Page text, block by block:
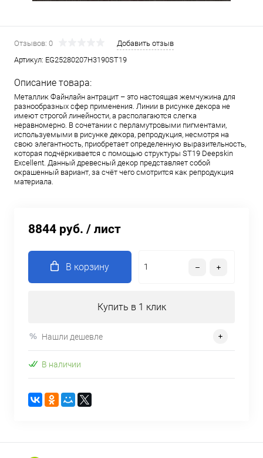
Отзывов: 0
Добавить отзыв
Артикул: EG25280207H3190ST19
Описание товара:
Металлик Файнлайн антрацит – это настоящая жемчужина для
разнообразных сфер применения. Линии в рисунке декора не
имеют строгой линейности, а располагаются слегка
неравномерно. В сочетании с перламутровыми пигментами,
используемыми в рисунке декора, репродукция, несмотря на
свою элегантность, приобретает определенную выразительность,
которая подчёркивается с помощью структуры ST19 Deepskin
Excellent. Данный древесный декор представляет собой
окрашенный вариант, за счёт чего смотрится как репродукция
материала.
8844 руб. / лист
В корзину
Купить в 1 клик
Нашли дешевле
В наличии